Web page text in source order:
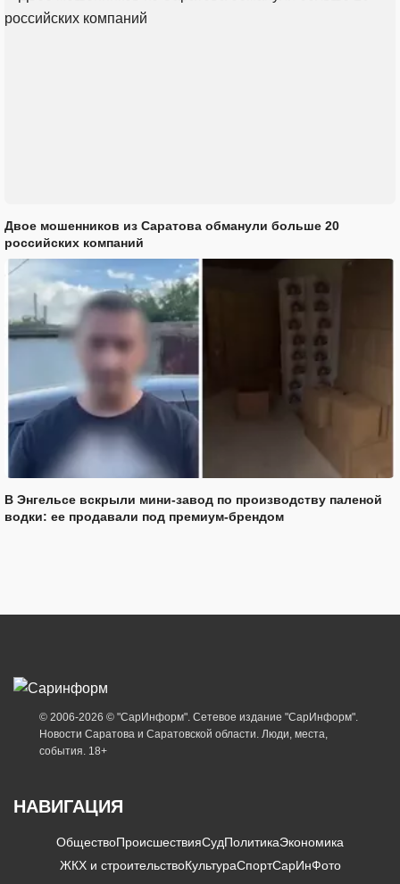
Двое мошенников из Саратова обманули больше 20
российских компаний
В Энгельсе вскрыли мини-завод по производству паленой
водки: ее продавали под премиум-брендом
© 2006-2026 © "СарИнформ". Сетевое издание "СарИнформ".
Новости Саратова и Саратовской области. Люди, места,
события. 18+
НАВИГАЦИЯ
ОбществоПроисшествияСудПолитикаЭкономика
ЖКХ и строительствоКультураСпортСарИнФото